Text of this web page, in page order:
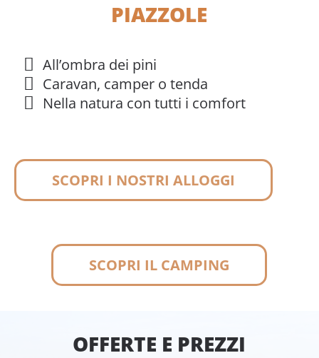
PIAZZOLE
All’ombra dei pini
Caravan, camper o tenda
Nella natura con tutti i comfort
SCOPRI I NOSTRI ALLOGGI
SCOPRI IL CAMPING
OFFERTE E PREZZI